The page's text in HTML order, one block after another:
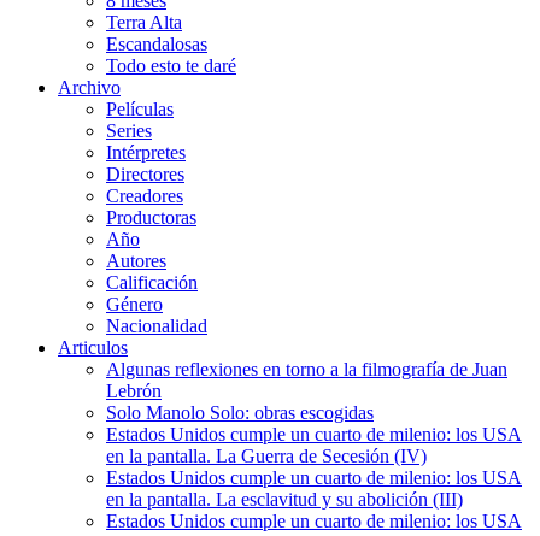
Terra Alta
Escandalosas
Todo esto te daré
Archivo
Películas
Series
Intérpretes
Directores
Creadores
Productoras
Año
Autores
Calificación
Género
Nacionalidad
Articulos
Algunas reflexiones en torno a la filmografía de Juan
Lebrón
Solo Manolo Solo: obras escogidas
Estados Unidos cumple un cuarto de milenio: los USA
en la pantalla. La Guerra de Secesión (IV)
Estados Unidos cumple un cuarto de milenio: los USA
en la pantalla. La esclavitud y su abolición (III)
Estados Unidos cumple un cuarto de milenio: los USA